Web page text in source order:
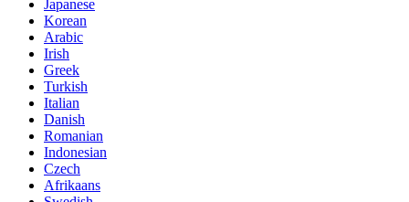
Japanese
Korean
Arabic
Irish
Greek
Turkish
Italian
Danish
Romanian
Indonesian
Czech
Afrikaans